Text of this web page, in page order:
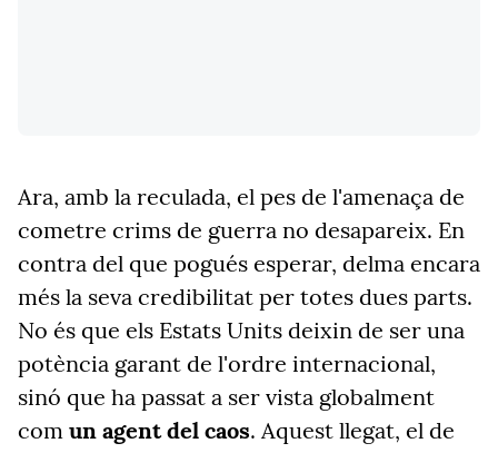
Ara, amb la reculada, el pes de l'amenaça de
cometre crims de guerra no desapareix. En
contra del que pogués esperar, delma encara
més la seva credibilitat per totes dues parts.
No és que els Estats Units deixin de ser una
potència garant de l'ordre internacional,
sinó que ha passat a ser vista globalment
com un agent del caos. Aquest llegat, el de